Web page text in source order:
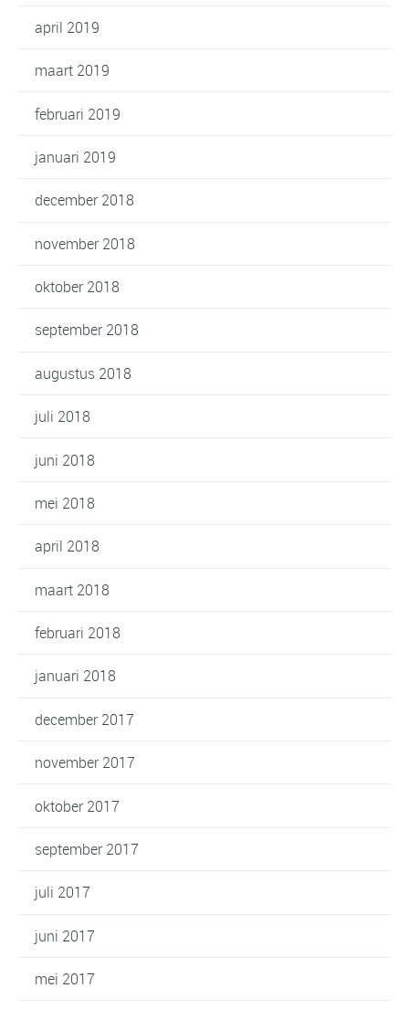
april 2019
maart 2019
februari 2019
januari 2019
december 2018
november 2018
oktober 2018
september 2018
augustus 2018
juli 2018
juni 2018
mei 2018
april 2018
maart 2018
februari 2018
januari 2018
december 2017
november 2017
oktober 2017
september 2017
juli 2017
juni 2017
mei 2017